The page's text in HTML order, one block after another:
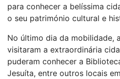
para conhecer a belíssima
o seu património cultural e
No último dia da mobilidade,
visitaram a extraordinária
puderam conhecer a
Jesuíta, entre outros locais